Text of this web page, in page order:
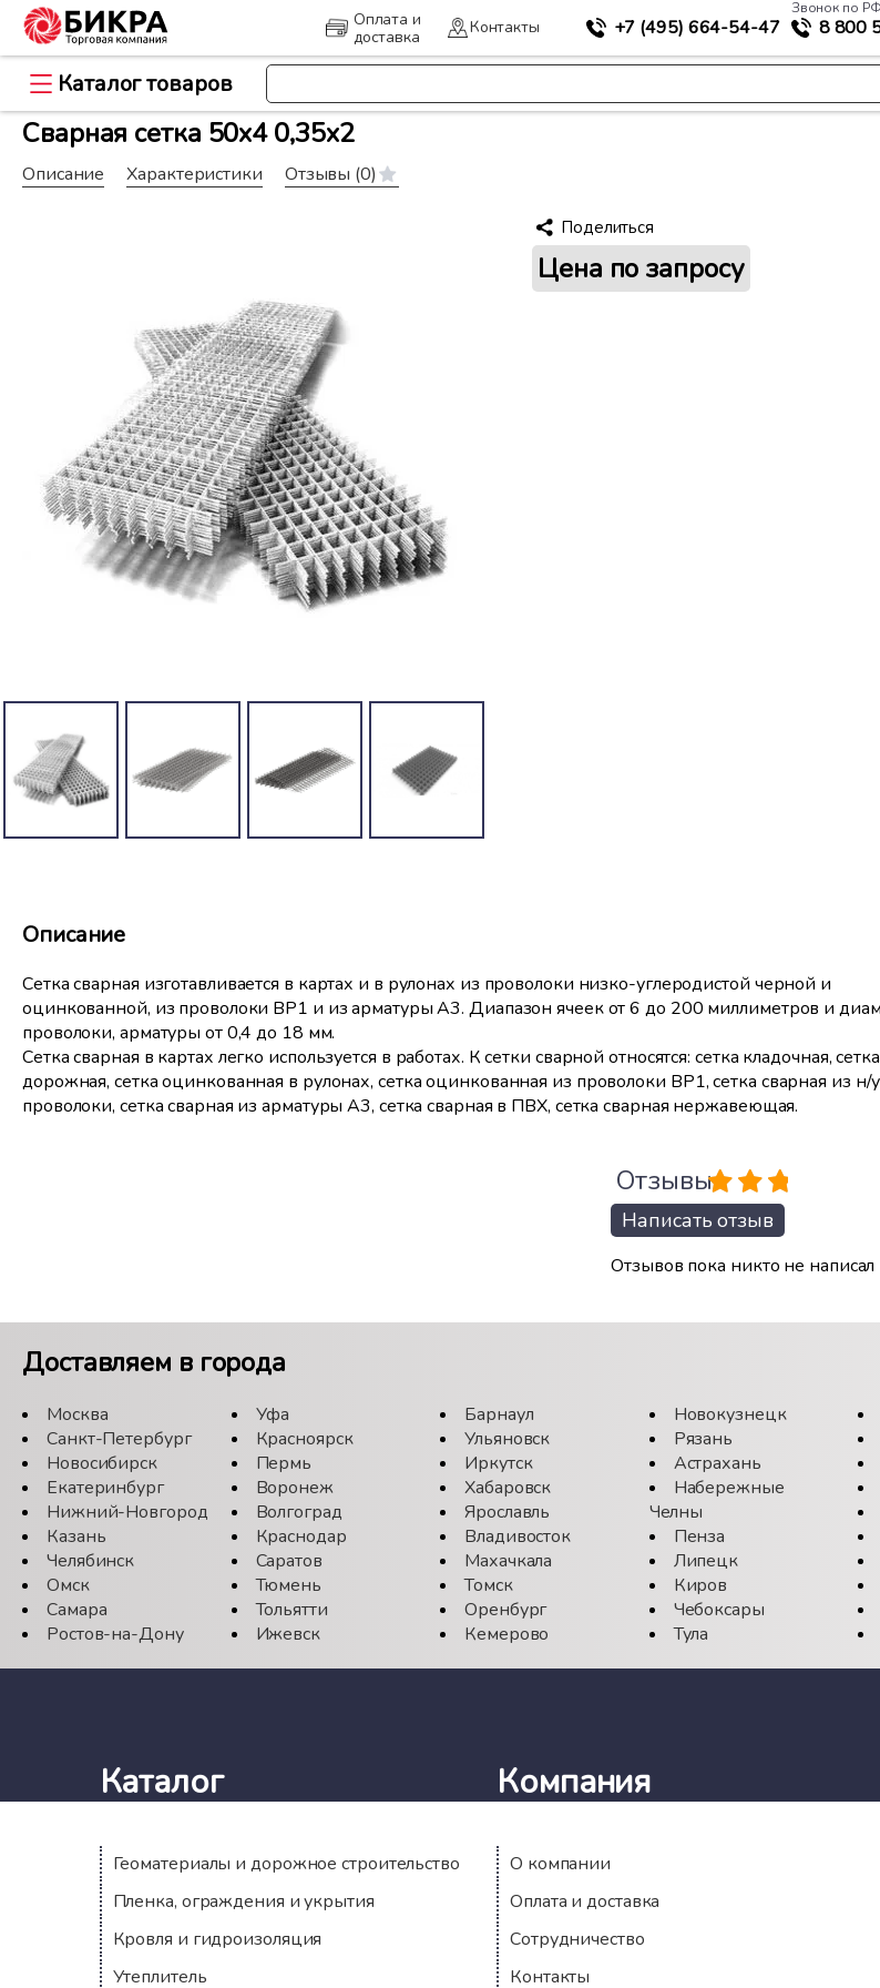
Оплата и
доставка
Контакты +7 (495) 664-54-47
Звонок по
8 800
Каталог товаров
Сварная сетка 50х4 0,35х2
Описание Характеристики Отзывы (0)
Поделиться
Цена по запросу
Описание
Сетка сварная изготавливается в картах и в рулонах из проволоки низко-углеродистой черной и
оцинкованной, из проволоки ВР1 и из арматуры А3. Диапазон ячеек от 6 до 200 миллиметров и
проволоки, арматуры от 0,4 до 18 мм.
Сетка сварная в картах легко используется в работах. К сетки сварной относятся: сетка кладочная, сетка
дорожная, сетка оцинкованная в рулонах, сетка оцинкованная из проволоки ВР1, сетка сварная из н/у
проволоки, сетка сварная из арматуры А3, сетка сварная в ПВХ, сетка сварная нержавеющая.
Отзывы
Написать отзыв
Отзывов пока никто не написал
Доставляем в города
Москва
Санкт-Петербург
Новосибирск
Екатеринбург
Нижний-Новгород
Казань
Челябинск
Омск
Самара
Ростов-на-Дону
Уфа
Красноярск
Пермь
Воронеж
Волгоград
Краснодар
Саратов
Тюмень
Тольятти
Ижевск
Барнаул
Ульяновск
Иркутск
Хабаровск
Ярославль
Владивосток
Махачкала
Томск
Оренбург
Кемерово
Новокузнецк
Рязань
Астрахань
Набережные
Челны
Пенза
Липецк
Киров
Чебоксары
Тула
Каталог
Геоматериалы и дорожное строительство
Пленка, ограждения и укрытия
Кровля и гидроизоляция
Утеплитель
Компания
О компании
Оплата и доставка
Сотрудничество
Контакты